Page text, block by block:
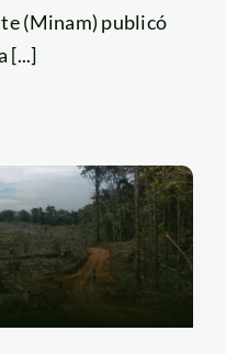
(Minam) publicó
[...]